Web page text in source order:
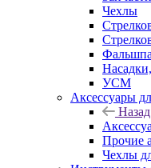
Чехлы
УСМ
Аксессуары
Назад
Прочие
Чехлы